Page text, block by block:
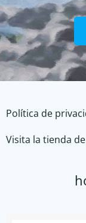
Política de
Visita la tienda